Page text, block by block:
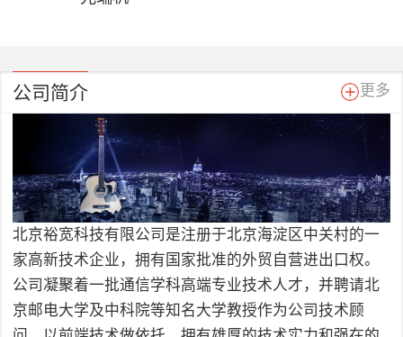
公司简介 更多
北京裕宽科技有限公司是注册于北京海淀区中关村的一
家高新技术企业，拥有国家批准的外贸自营进出口权。
公司凝聚着一批通信学科高端专业技术人才，并聘请北
京邮电大学及中科院等知名大学教授作为公司技术顾